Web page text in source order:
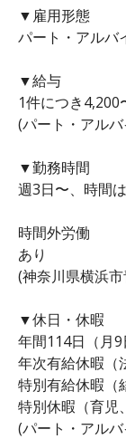
▼雇用形態
パート・アルバ
▼給与
1件につき4,200
(パート・アル
▼勤務時間
週3日〜、時間
時間外労働
あり
(神奈川県横浜
▼休日・休暇
年間114日（月9
年次有給休暇（
特別有給休暇（
特別休暇（育児
(パート・アル